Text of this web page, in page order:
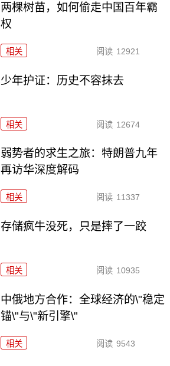
两棵树苗，如何偷走中国百年霸
权
相关 阅读 12921
少年护证：历史不容抹去
相关 阅读 12674
弱势者的求生之旅：特朗普九年
再访华深度解码
相关 阅读 11337
存储疯牛没死，只是摔了一跤
相关 阅读 10935
中俄地方合作：全球经济的\"稳定
锚\"与\"新引擎\"
相关 阅读 9543